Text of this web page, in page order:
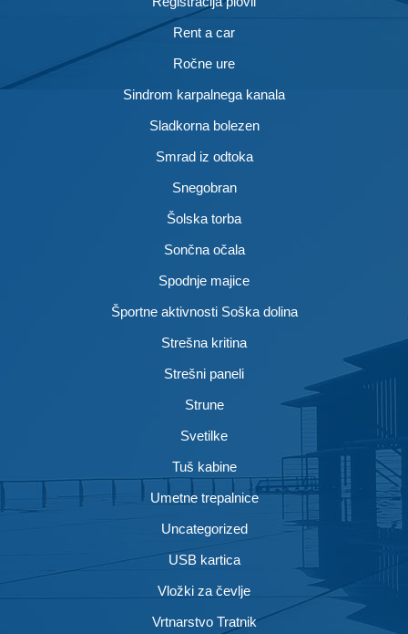
Rent a car
Ročne ure
Sindrom karpalnega kanala
Sladkorna bolezen
Smrad iz odtoka
Snegobran
Šolska torba
Sončna očala
Spodnje majice
Športne aktivnosti Soška dolina
Strešna kritina
Strešni paneli
Strune
Svetilke
Tuš kabine
Umetne trepalnice
Uncategorized
USB kartica
Vložki za čevlje
Vrtnarstvo Tratnik